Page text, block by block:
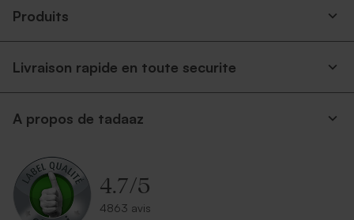
Produits
Livraison rapide en toute securite
A propos de tadaaz
4.7/5
4863 avis